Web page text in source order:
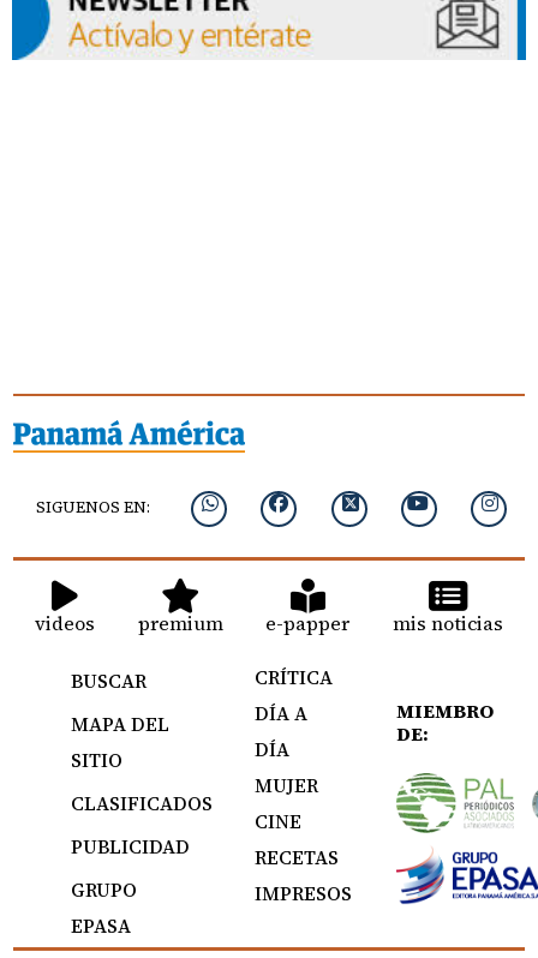
SIGUENOS EN:
videos premium e-papper mis noticias
BUSCAR
MAPA DEL
SITIO
CLASIFICADOS
PUBLICIDAD
GRUPO
EPASA
CRÍTICA
DÍA A
DÍA
MUJER
CINE
RECETAS
IMPRESOS
MIEMBRO
DE: